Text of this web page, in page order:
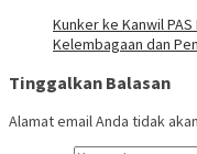
Kunker ke Kanwil
Kelembagaan dan
Tinggalkan Balasan
Alamat email Anda tidak